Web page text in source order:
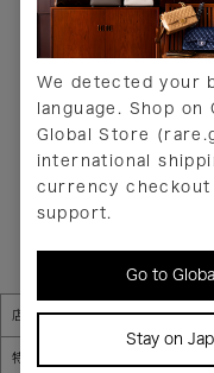
We detected your
language. Shop on
Global Store
international
currency checkout
support.
Go to
Stay on
送料について
返品について
ヘルプ
お問い合わせ
当店について
店舗一覧
特定商取引法に基づく表示